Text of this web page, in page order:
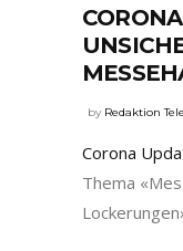
by Redaktion
Corona
Thema